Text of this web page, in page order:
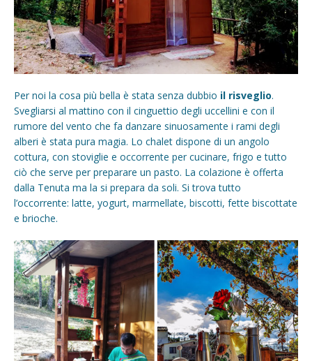
Per noi la cosa più bella è stata senza dubbio il risveglio.
Svegliarsi al mattino con il cinguettio degli uccellini e con il
rumore del vento che fa danzare sinuosamente i rami degli
alberi è stata pura magia. Lo chalet dispone di un angolo
cottura, con stoviglie e occorrente per cucinare, frigo e tutto
ciò che serve per preparare un pasto. La colazione è offerta
dalla Tenuta ma la si prepara da soli. Si trova tutto
l’occorrente: latte, yogurt, marmellate, biscotti, fette biscottate
e brioche.